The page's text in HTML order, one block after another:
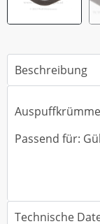
Beschreibung
Passend für:
Technische